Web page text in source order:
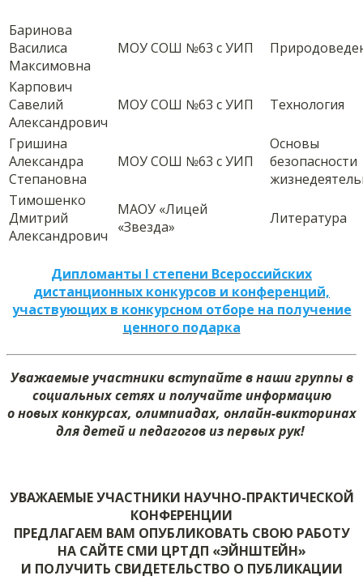
Баринова
Василиса
Максимовна
МОУ СОШ №63 с УИП
Карпович
Савелий
Александрович
МОУ СОШ №63 с УИП Технология
Гришина
Александра
Степановна
МОУ СОШ №63 с УИП
Основы
безопасности
Тимошенко
Дмитрий
Александрович
МАОУ «Лицей
«Звезда»
Литература
Дипломанты I степени Всероссийских
дистанционных конкурсов и конференций,
участвующих в конкурсном отборе на получение
ценного подарка
Уважаемые участники вступайте в наши группы в
социальных сетях и получайте информацию
о новых конкурсах, олимпиадах, онлайн-викторинах
для детей и педагогов из первых рук!
УВАЖАЕМЫЕ УЧАСТНИКИ НАУЧНО-ПРАКТИЧЕСКОЙ
КОНФЕРЕНЦИИ
ПРЕДЛАГАЕМ ВАМ ОПУБЛИКОВАТЬ СВОЮ РАБОТУ
НА САЙТЕ СМИ ЦРТДП «ЭЙНШТЕЙН»
И ПОЛУЧИТЬ СВИДЕТЕЛЬСТВО О ПУБЛИКАЦИИ